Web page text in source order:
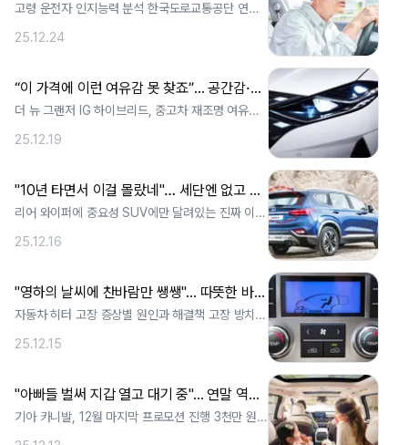
고령 운전자 인지능력 분석 한국도로교통공단 연구
25.12.24
“이 가격에 이런 여유감 못 찾죠”... 공간감·가성비·연비까지 모두 잡은 1천만 원대 '세단'
더 뉴 그랜저 IG 하이브리드, 중고차 재조명 여유있
25.12.19
"10년 타면서 이걸 몰랐네"… 세단엔 없고 SUV에만 있는 '이것'에 숨겨진 비밀
리어 와이퍼에 중요성 SUV에만 달려있는 진짜 이유
25.12.16
"영하의 날씨에 찬바람만 쌩쌩"... 따뜻한 바람 안 나오는 자동차 히터의 문제는 '이것'
자동차 히터 고장 증상별 원인과 해결책 고장 방치했
25.12.15
"아빠들 벌써 지갑 열고 대기 중"... 연말 역대급 할인에 '3천만 원대'까지 떨어진 국산 패밀리카
기아 카니발, 12월 마지막 프로모션 진행 3천만 원대